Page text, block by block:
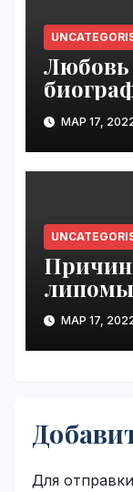
Любовь
МАР 17,
липомы
МАР 17,
Для